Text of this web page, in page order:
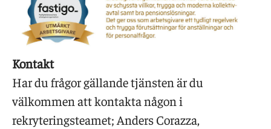
Kontakt
Har du frågor gällande tjänsten är du
välkommen att kontakta någon i
rekryteringsteamet; Anders Corazza,